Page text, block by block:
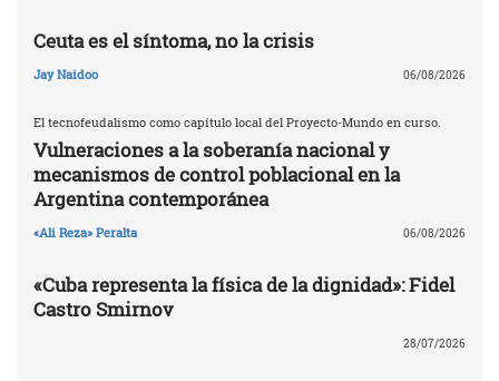
Ceuta es el síntoma, no la crisis
Jay Naidoo 06/08/2026
El tecnofeudalismo como capítulo local del Proyecto-Mundo en curso.
Vulneraciones a la soberanía nacional y
mecanismos de control poblacional en la
Argentina contemporánea
«Ali Reza» Peralta 06/08/2026
«Cuba representa la física de la dignidad»: Fidel
Castro Smirnov
28/07/2026